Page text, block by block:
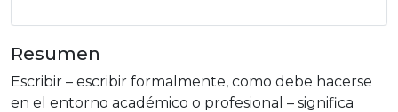
Resumen
Escribir – escribir formalmente, como debe hacerse
en el entorno académico o profesional – significa